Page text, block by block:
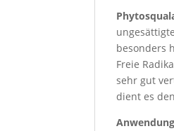
besonders
Freie
sehr gut
dient es
Anwendung